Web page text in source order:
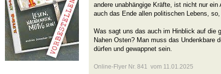
andere unabhängige Kräfte, ist nicht nur
auch das Ende allen politischen Lebens,
Was sagt uns das auch im Hinblick auf die
Nahen Osten? Man muss das Undenkbare
dürfen und gewappnet sein.
Online-Flyer Nr. 841 vom 11.01.2025